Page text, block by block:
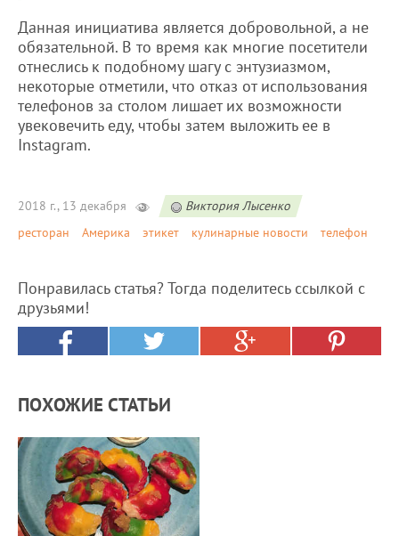
Данная инициатива является добровольной, а не
обязательной. В то время как многие посетители
отнеслись к подобному шагу с энтузиазмом,
некоторые отметили, что отказ от использования
телефонов за столом лишает их возможности
увековечить еду, чтобы затем выложить ее в
Instagram.
2018 г., 13 декабря
Виктория Лысенко
ресторан
Америка этикет кулинарные новости телефон
Понравилась статья? Тогда поделитесь ссылкой с
друзьями!
ПОХОЖИЕ СТАТЬИ